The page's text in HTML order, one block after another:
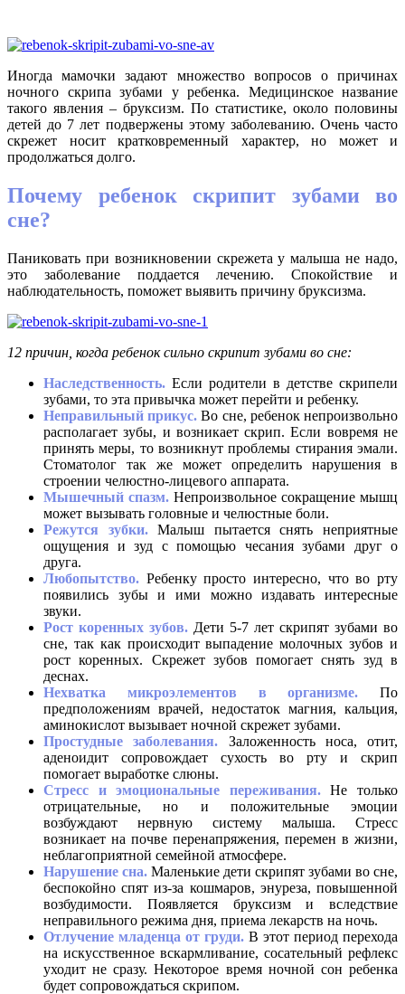
Иногда мамочки задают множество вопросов о причинах
ночного скрипа зубами у ребенка. Медицинское название
такого явления – бруксизм. По статистике, около половины
детей до 7 лет подвержены этому заболеванию. Очень часто
скрежет носит кратковременный характер, но может и
продолжаться долго.
Почему ребенок скрипит зубами во
сне?
Паниковать при возникновении скрежета у малыша не надо,
это заболевание поддается лечению. Спокойствие и
наблюдательность, поможет выявить причину бруксизма.
12 причин, когда ребенок сильно скрипит зубами во сне:
Наследственность. Если родители в детстве скрипели
зубами, то эта привычка может перейти и ребенку.
Неправильный прикус. Во сне, ребенок непроизвольно
располагает зубы, и возникает скрип. Если вовремя не
принять меры, то возникнут проблемы стирания эмали.
Стоматолог так же может определить нарушения в
строении челюстно-лицевого аппарата.
Мышечный спазм. Непроизвольное сокращение мышц
может вызывать головные и челюстные боли.
Режутся зубки.Малыш пытается снять неприятные
ощущения и зуд с помощью чесания зубами друг о
друга.
Любопытство. Ребенку просто интересно, что во рту
появились зубы и ими можно издавать интересные
звуки.
Рост коренных зубов. Дети 5-7 лет скрипят зубами во
сне, так как происходит выпадение молочных зубов и
рост коренных. Скрежет зубов помогает снять зуд в
деснах.
Нехватка микроэлементов в организме. По
предположениям врачей, недостаток магния, кальция,
аминокислот вызывает ночной скрежет зубами.
Простудные заболевания. Заложенность носа, отит,
аденоидит сопровождает сухость во рту и скрип
помогает выработке слюны.
Стресс и эмоциональные переживания.Не только
отрицательные, но и положительные эмоции
возбуждают нервную систему малыша. Стресс
возникает на почве перенапряжения, перемен в жизни,
неблагоприятной семейной атмосфере.
Нарушение сна. Маленькие дети скрипят зубами во сне,
беспокойно спят из-за кошмаров, энуреза, повышенной
возбудимости. Появляется бруксизм и вследствие
неправильного режима дня, приема лекарств на ночь.
Отлучение младенца от груди. В этот период перехода
на искусственное вскармливание, сосательный рефлекс
уходит не сразу. Некоторое время ночной сон ребенка
будет сопровождаться скрипом.